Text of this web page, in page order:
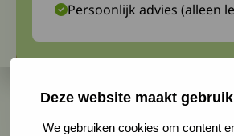
Deze website maakt
We gebruiken cookies om content
Persoonlijk advies (alleen